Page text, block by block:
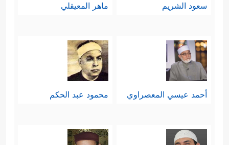
سعود الشريم ماهر المعيقلي
أحمد عيسي المعصراوي محمود عبد الحكم